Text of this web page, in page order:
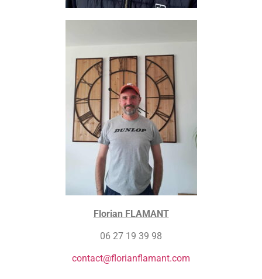
Florian FLAMANT
06 27 19 39 98
contact@florianflamant.com